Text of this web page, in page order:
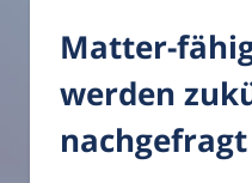
Matter-
werden
nachgefragt